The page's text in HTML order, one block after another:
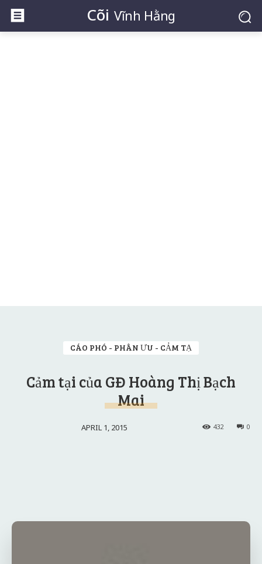
Cõi Vĩnh Hằng
CÁO PHÓ - PHÂN ƯU - CẢM TẠ
Cảm tại của GĐ Hoàng Thị Bạch
Mai
APRIL 1, 2015 0
432